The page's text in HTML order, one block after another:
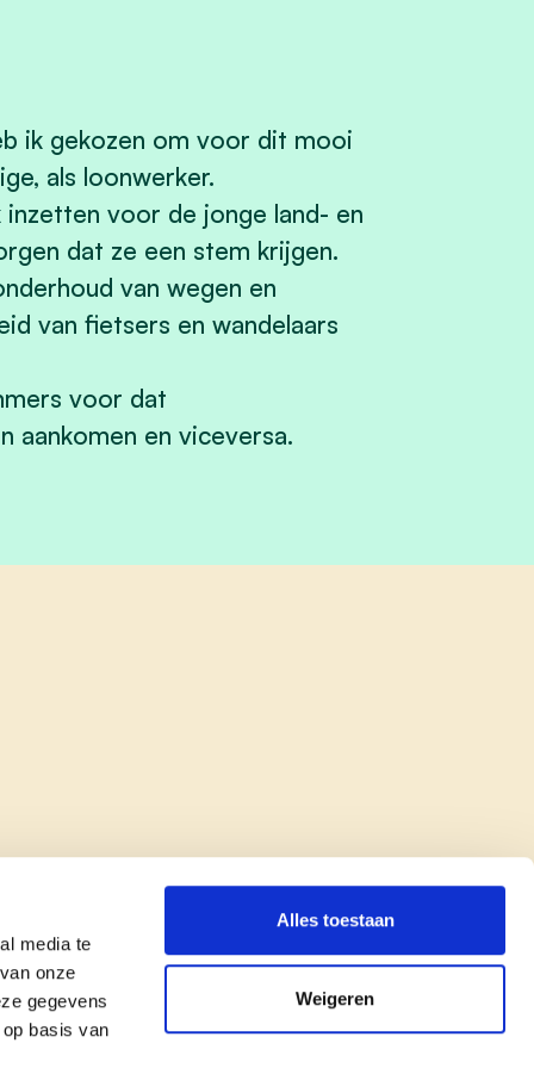
media te
onze
gegevens
basis van
Alles toestaan
Weigeren
ik gekozen om voor dit mooi
als loonwerker.
voor de jonge land- en
dat ze een stem krijgen.
van wegen en
van fietsers en wandelaars
voor dat
aankomen en viceversa.